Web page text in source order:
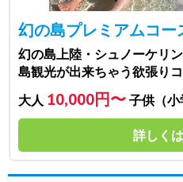
幻の島プレミアムコー
幻の島上陸・シュノーケリ
島観光が出来ちゃう欲張りコ
大人 10,000円〜 子供（小
詳しく